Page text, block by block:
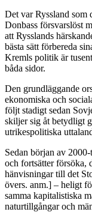
Det var Ryssland som
Donbass försvarslöst
att Rysslands
bästa sätt förbereda
Kremls politik är
båda sidor.
Den grundläggande
ekonomiska och
följt stadigt sedan
skiljer sig åt betydligt
utrikespolitiska
Sedan början av
och fortsätter försöka,
hänvisningar till det
övers. anm.] – heligt
samma kapitalistiska
naturtillgångar och